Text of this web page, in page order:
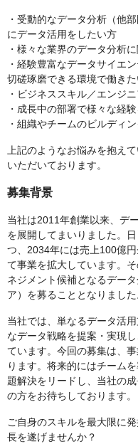
・受動的なデータ分析（他
にデータ活用をしたい方
・様々な業界のデータ分析
・経験豊富なデータサイエ
切磋琢磨できる環境で働き
・ビジネススキル／エンジ
・成長中の部署で様々な経
・組織やチームのビルディ
上記のようなお悩みを抱え
いただいております。
募集背景
当社は2011年創業以来、デ
を展開してまいりました。
つ、2034年には売上100億
て事業を拡大しています。
ネジメント候補となるデー
ア）を募ることとなりました
当社では、単なるデータ活
なデータ戦略を提案・実現
ています。今回の募集は、
ります。将来的にはチーム
題解決をリードし、当社の
の方をお待ちしております。
ご自身のスキルを最大限に
長を遂げませんか？